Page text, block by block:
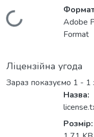
Вантажиться...
Adobe
Format
Ліцензійна угода
Зараз показуємо 1 - 1
Назва:
Розмір: